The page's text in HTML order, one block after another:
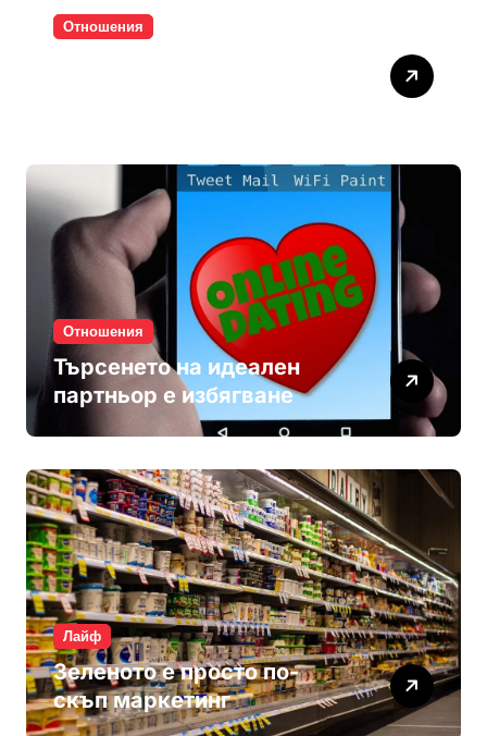
Отношения
Отношения
Търсенето на идеален
партньор е избягване
Лайф
Зеленото е просто по-
скъп маркетинг